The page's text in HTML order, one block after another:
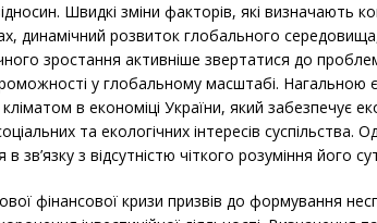
Швидкі зміни факторів, які визначають
динамічний розвиток глобального
зростання активніше звертатися до
у глобальному масштабі. Нагальною
кліматом в економіці України, який забезпечує
та екологічних інтересів суспільства.
зв’язку з відсутністю чіткого розуміння його
фінансової кризи призвів до формування